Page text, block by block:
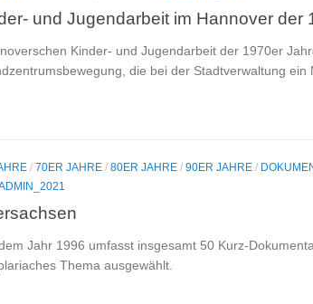
und Jugendarbeit im Hannover der
Kinder- und Jugendarbeit der 1970er
die bei der Stadtverwaltung
/ 70ER JAHRE / 80ER JAHRE / 90ER JAHRE /
Jahr 1996 umfasst insgesamt 50 Kurz-
Thema ausgewählt.